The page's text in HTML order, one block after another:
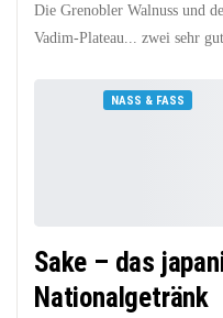
Die Grenobler Walnuss und
Vadim-Plateau... zwei sehr
NASS & FASS
Sake – das
Nationalgetränk